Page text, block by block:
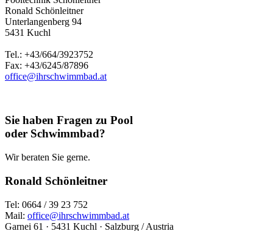
Ronald Schönleitner
Unterlangenberg 94
5431 Kuchl
Tel.: +43/664/3923752
Fax: +43/6245/87896
office@ihrschwimmbad.at
Sie haben Fragen zu Pool
oder Schwimmbad?
Wir beraten Sie gerne.
Ronald Schönleitner
Tel: 0664 / 39 23 752
Mail: office@ihrschwimmbad.at
Garnei 61 · 5431 Kuchl · Salzburg / Austria